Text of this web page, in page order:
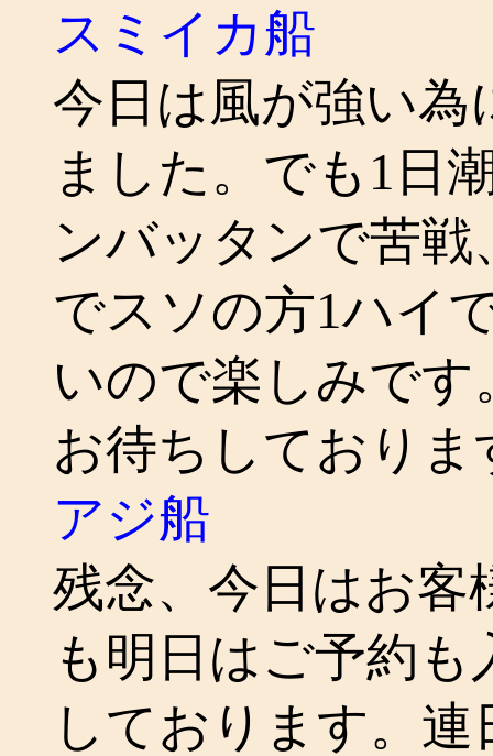
スミイカ船
今日は風が強い為
ました。でも1日
ンバッタンで苦
でスソの方1ハイ
いので楽しみで
お待ちしておりま
アジ船
残念、今日はお客
も明日はご予約
しております。